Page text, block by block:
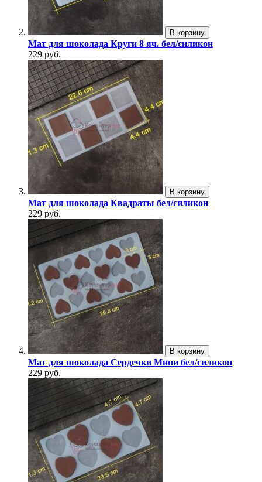
В корзину
Мат для шоколада Круги 8 яч. бел/силикон
229 руб.
В корзину
Мат для шоколада Квадраты бел/силикон
229 руб.
В корзину
Мат для шоколада Сердечки Мини бел/силикон
229 руб.